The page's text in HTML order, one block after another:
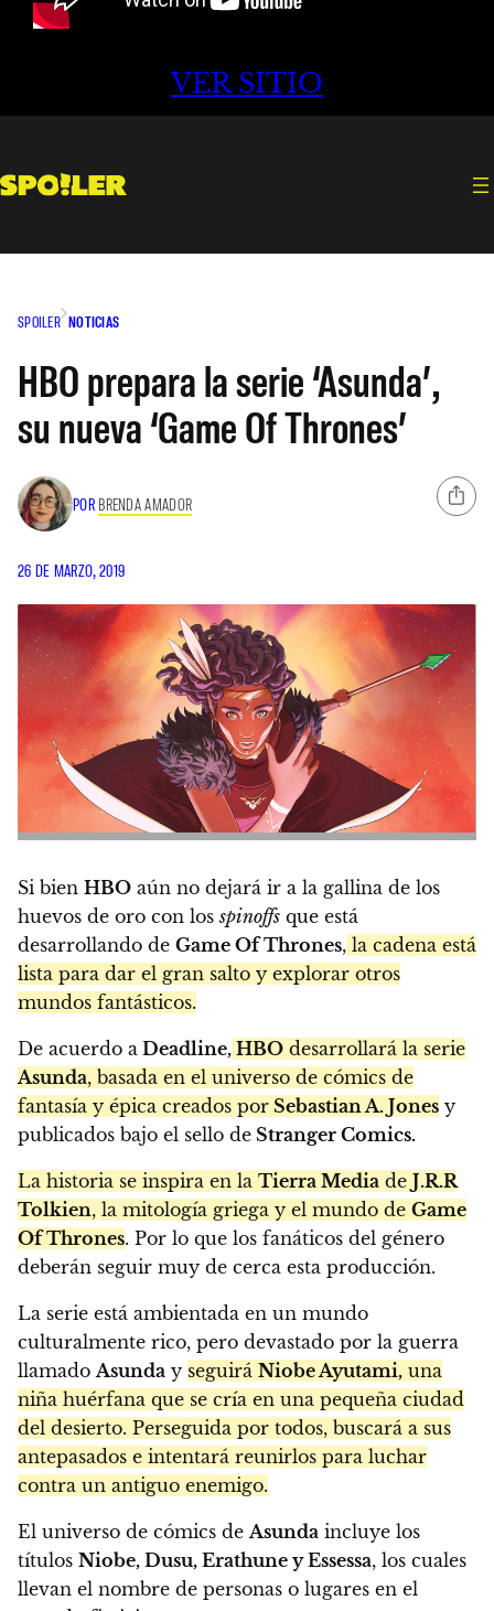
VER SITIO
SPOILER NOTICIAS
HBO prepara la serie ‘Asunda’,
su nueva ‘Game Of Thrones’
POR BRENDA AMADOR
26 DE MARZO, 2019
Si bien HBO aún no dejará ir a la gallina de los
huevos de oro con losspinoffs que está
desarrollando de Game Of Thrones, la cadena está
lista para dar el gran salto y explorar otros
mundos fantásticos.
De acuerdo a Deadline, HBO desarrollará la serie
Asunda, basada en el universo de cómics de
fantasía y épica creados por Sebastian A. Jones y
publicados bajo el sello de Stranger Comics.
La historia se inspira en la Tierra Media de J.R.R
Tolkien, la mitología griega y el mundo de Game
Of Thrones. Por lo que los fanáticos del género
deberán seguir muy de cerca esta producción.
La serie está ambientada en un mundo
culturalmente rico, pero devastado por la guerra
llamadoAsunda y seguirá Niobe Ayutami, una
niña huérfana que se cría en una pequeña ciudad
del desierto. Perseguida por todos, buscará a sus
antepasados e intentará reunirlos para luchar
contra un antiguo enemigo.
El universo de cómics deAsunda incluye los
títulos Niobe, Dusu, Erathune y Essessa, los cuales
llevan el nombre de personas o lugares en el